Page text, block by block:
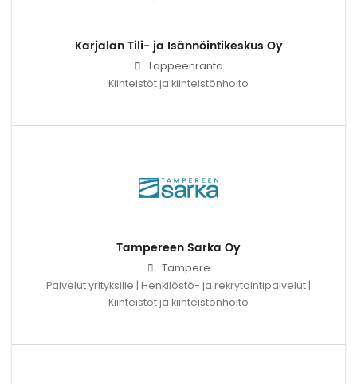
Karjalan Tili- ja Isännöintikeskus Oy
Lappeenranta
Kiinteistöt ja kiinteistönhoito
Tampereen Sarka Oy
Tampere
Palvelut yrityksille | Henkilöstö- ja rekrytointipalvelut |
Kiinteistöt ja kiinteistönhoito